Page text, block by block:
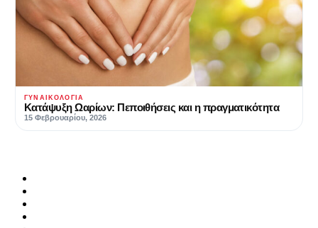
ΓΥΝΑΙΚΟΛΟΓΊΑ
Κατάψυξη Ωαρίων: Πεποιθήσεις και η πραγματικότητα
15 Φεβρουαρίου, 2026